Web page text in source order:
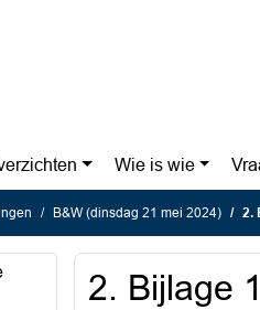
Wie is wie
B&W (dinsdag 21 mei 2024) 2.
2. Bijlage